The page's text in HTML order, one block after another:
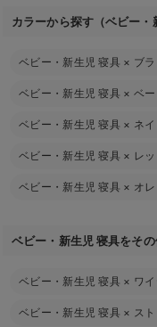
カラーから探す（ベビー・
ベビー・新生児 寝具 × ブ
ベビー・新生児 寝具 × ベ
ベビー・新生児 寝具 × ネ
ベビー・新生児 寝具 × レ
ベビー・新生児 寝具 × オ
ベビー・新生児 寝具をそ
ベビー・新生児 寝具 × ワ
ベビー・新生児 寝具 × ス